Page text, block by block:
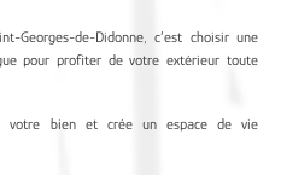
Georges-de-Didonne, c’est choisir une
pour profiter de votre extérieur toute
votre bien et crée un espace de vie